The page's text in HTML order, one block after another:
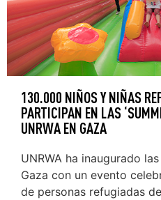
130.000 NIÑOS Y NIÑAS
PARTICIPAN EN LAS
UNRWA EN GAZA
UNRWA ha inaugurado las
Gaza con un evento
de personas refugiadas